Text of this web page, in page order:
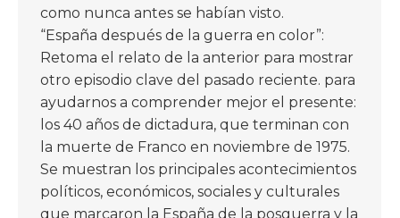
como nunca antes se habían visto.
“España después de la guerra en color”:
Retoma el relato de la anterior para mostrar
otro episodio clave del pasado reciente. para
ayudarnos a comprender mejor el presente:
los 40 años de dictadura, que terminan con
la muerte de Franco en noviembre de 1975.
Se muestran los principales acontecimientos
políticos, económicos, sociales y culturales
que marcaron la España de la posguerra y la